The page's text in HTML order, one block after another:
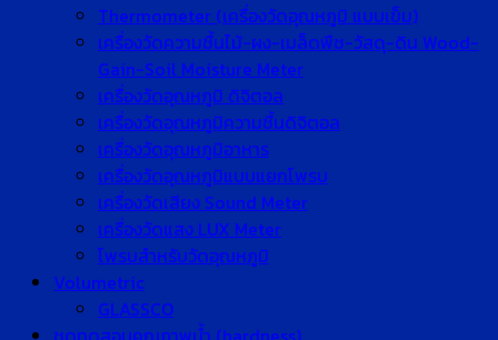
Thermometer (เครื่องวัดอุณหภูมิ แบบเข็ม)
เครื่องวัดความชื้นไม้-ผง-เมล็ดพืช-วัสดุ-ดิน Wood-
Gain-Soil Moisture Meter
เครื่องวัดอุณหภูมิ ดิจิตอล
เครื่องวัดอุณหภูมิความชื้นดิจิตอล
เครื่องวัดอุณหภูมิอาหาร
เครื่องวัดอุณหภูมิแบบแยกโพรบ
เครื่องวัดเสียง Sound Meter
เครื่องวัดแสง LUX Meter
โพรบสำหรับวัดอุณหภูมิ
Volumetric
GLASSCO